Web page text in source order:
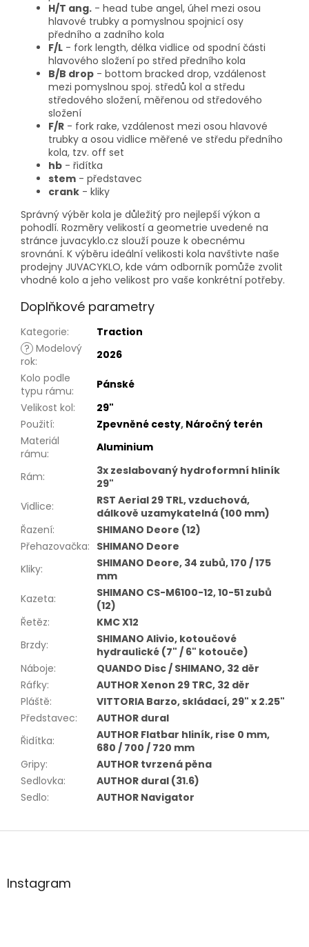
H/T ang. - head tube angel, úhel mezi osou
hlavové trubky a pomyslnou spojnicí osy
předního a zadního kola
F/L - fork length, délka vidlice od spodní části
hlavového složení po střed předního kola
B/B drop - bottom bracked drop, vzdálenost
mezi pomyslnou spoj. středů kol a středu
středového složení, měřenou od středového
složení
F/R - fork rake, vzdálenost mezi osou hlavové
trubky a osou vidlice měřené ve středu předního
kola, tzv. off set
hb - řidítka
stem - představec
crank - kliky
Správný výběr kola je důležitý pro nejlepší výkon a
pohodlí. Rozměry velikostí a geometrie uvedené na
stránce juvacyklo.cz slouží pouze k obecnému
srovnání. K výběru ideální velikosti kola navštivte naše
prodejny JUVACYKLO, kde vám odborník pomůže zvolit
vhodné kolo a jeho velikost pro vaše konkrétní potřeby.
Doplňkové parametry
Kategorie:
Traction
? Modelový
rok:
2026
Kolo podle
typu rámu:
Pánské
Velikost kol:
29"
Použití: Zpevněné cesty, Náročný terén
Materiál
rámu: Aluminium
Rám:
3x zeslabovaný hydroformní hliník
29"
Vidlice:
RST Aerial 29 TRL, vzduchová,
dálkově uzamykatelná (100 mm)
Řazení:
SHIMANO Deore (12)
Přehazovačka: SHIMANO Deore
Kliky:
SHIMANO Deore, 34 zubů, 170 / 175
mm
Kazeta:
SHIMANO CS-M6100-12, 10-51 zubů
(12)
Řetěz:
KMC X12
Brzdy:
SHIMANO Alivio, kotoučové
hydraulické (7" / 6" kotouče)
Náboje:
QUANDO Disc / SHIMANO, 32 děr
Ráfky:
AUTHOR Xenon 29 TRC, 32 děr
Pláště:
VITTORIA Barzo, skládací, 29" x 2.25"
Představec:
AUTHOR dural
Řidítka:
AUTHOR Flatbar hliník, rise 0 mm,
680 / 700 / 720 mm
Gripy:
AUTHOR tvrzená pěna
Sedlovka:
AUTHOR dural (31.6)
Sedlo: AUTHOR Navigator
Z
aInstagram